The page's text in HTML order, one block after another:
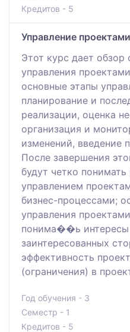
Кредитов - 5
Управление проектами
Этот курс дает
управления
основные этапы
планирование и
реализации, оценка
организация и
изменений, введение
После завершения
будут четко
управлением
бизнес-процессами;
управления
понима��ь интересы
заинтересованных
эффективность
(ограничения) в
Год обучения - 3
Семестр - 1
Кредитов - 5